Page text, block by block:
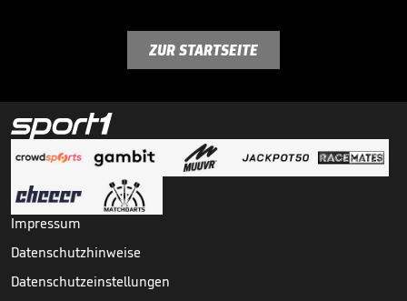
ZUR STARTSEITE
Impressum
Datenschutzhinweise
Datenschutzeinstellungen